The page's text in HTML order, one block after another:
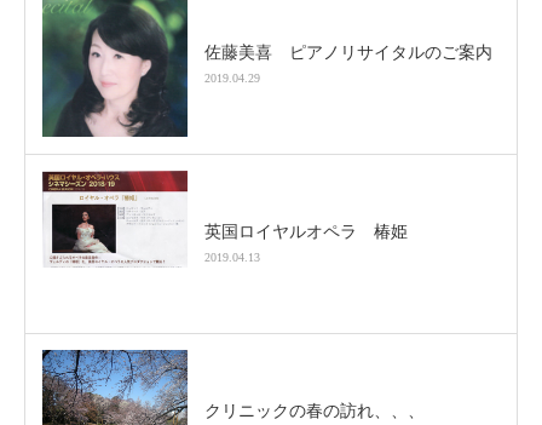
佐藤美喜 ピアノリサイタルのご案内
2019.04.29
英国ロイヤルオペラ 椿姫
2019.04.13
クリニックの春の訪れ、、、